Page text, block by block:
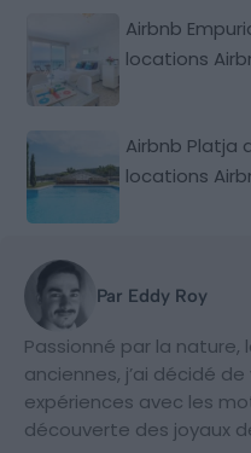
Airbnb
locations
Airbnb Platja
locations
Par Eddy Roy
Passionné par la
anciennes, j’ai décidé
expériences avec les
découverte des joyaux